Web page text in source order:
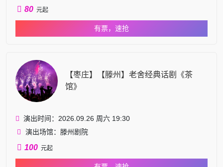
80 元起
有票，速抢
【枣庄】【滕州】老舍经典话剧《茶
馆》
演出时间：2026.09.26 周六 19:30
演出场馆：滕州剧院
100 元起